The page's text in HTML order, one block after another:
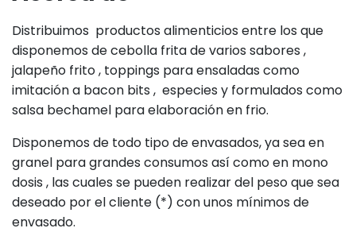
Distribuimos productos alimenticios entre los que
disponemos de cebolla frita de varios sabores ,
jalapeño frito , toppings para ensaladas como
imitación a bacon bits , especies y formulados como
salsa bechamel para elaboración en frio.
Disponemos de todo tipo de envasados, ya sea en
granel para grandes consumos así como en mono
dosis , las cuales se pueden realizar del peso que sea
deseado por el cliente (*) con unos mínimos de
envasado.